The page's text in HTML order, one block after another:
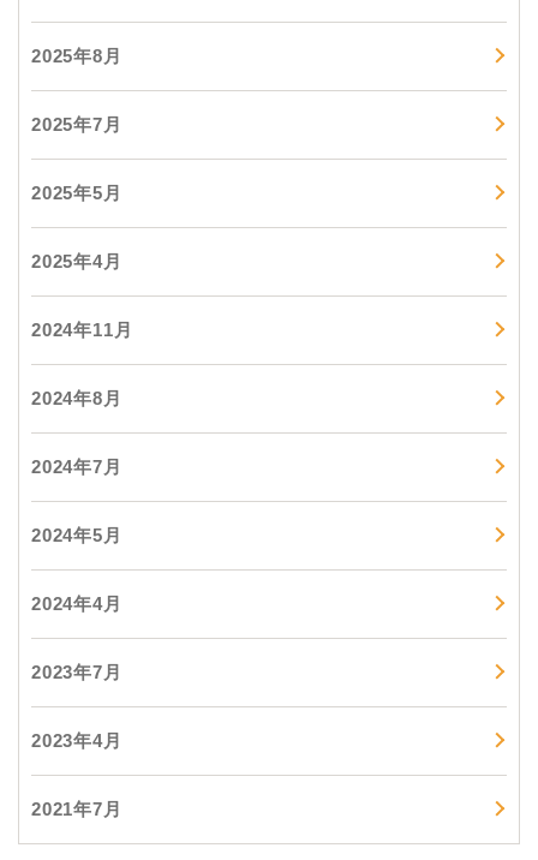
2025年8月
2025年7月
2025年5月
2025年4月
2024年11月
2024年8月
2024年7月
2024年5月
2024年4月
2023年7月
2023年4月
2021年7月